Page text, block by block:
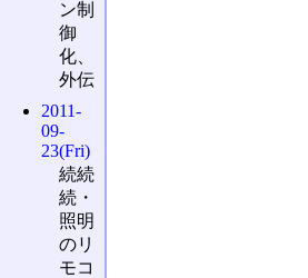
ン制
御
化、
外伝
2011-
09-
23(Fri)
続続
続・
照明
のリ
モコ